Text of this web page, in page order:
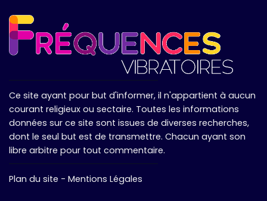
Ce site ayant pour but d'informer, il n'appartient à aucun
courant religieux ou sectaire. Toutes les informations
données sur ce site sont issues de diverses recherches,
dont le seul but est de transmettre. Chacun ayant son
libre arbitre pour tout commentaire.
Plan du site - Mentions Légales